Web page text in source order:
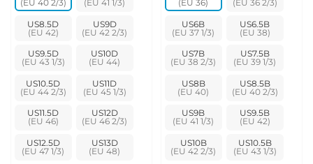
US8.5D US9D
US9.5D US10D
US10.5D US11D
US11.5D US12D
US12.5D US13D
US6B US6.5B
US7B US7.5B
US8B US8.5B
US9B US9.5B
US10B US10.5B